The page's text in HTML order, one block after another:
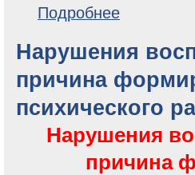
Подробнее
Нарушения
причина
психического
Нарушения
причина